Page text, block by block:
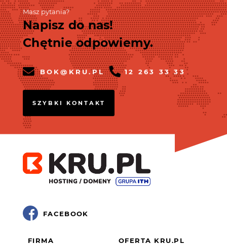
Masz pytania?
Napisz do nas!
Chętnie odpowiemy.
BOK@KRU.PL 12 263 33 33
SZYBKI KONTAKT
FACEBOOK
FIRMA
OFERTA KRU.PL